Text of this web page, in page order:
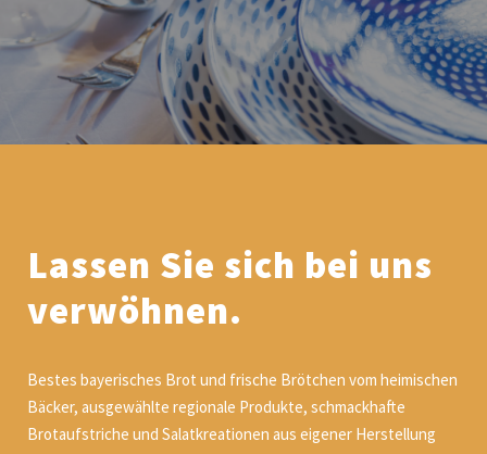
Lassen Sie sich bei uns
verwöhnen.
Bestes bayerisches Brot und frische Brötchen vom heimischen
Bäcker, ausgewählte regionale Produkte, schmackhafte
Brotaufstriche und Salatkreationen aus eigener Herstellung